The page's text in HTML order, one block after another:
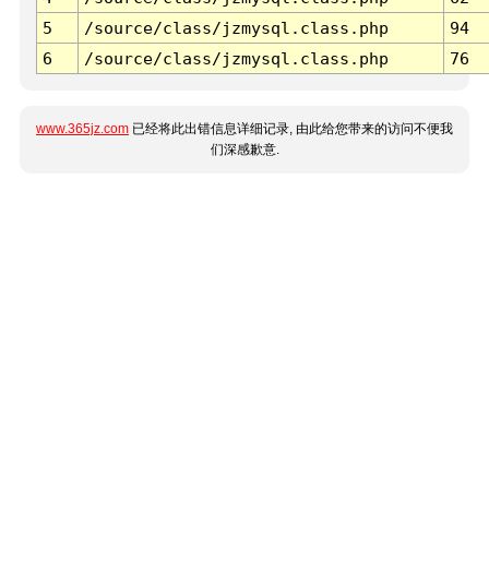
5
/source/class/jzmysql.class.php
94
6
/source/class/jzmysql.class.php 76
www.365jz.com 已经将此出错信息详细记录, 由此给您带来的访问不便我
们深感歉意.